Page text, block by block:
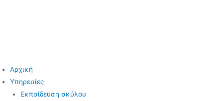
Αρχική
Υπηρεσίες
Εκπαίδευση σκύλου